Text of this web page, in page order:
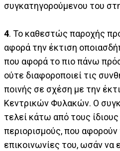
συγκατηγορούμενου του
4. Το καθεστώς παροχής
αφορά την έκτιση
που αφορά το πιο πάνω
ούτε διαφοροποιεί τις
ποινής σε σχέση με την
Κεντρικών Φυλακών. Ο
τελεί κάτω από τους
περιορισμούς, που αφορούν
επικοινωνίες του, ωσάν να